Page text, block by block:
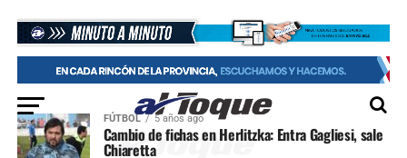
FÚTBOL 5 años ago
Cambio de fichas en Herlitzka: Entra Gagliesi, sale
Chiaretta